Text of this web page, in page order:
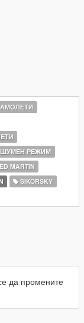
РЕЖИМ
MARTIN
SIKORSKY
да промените